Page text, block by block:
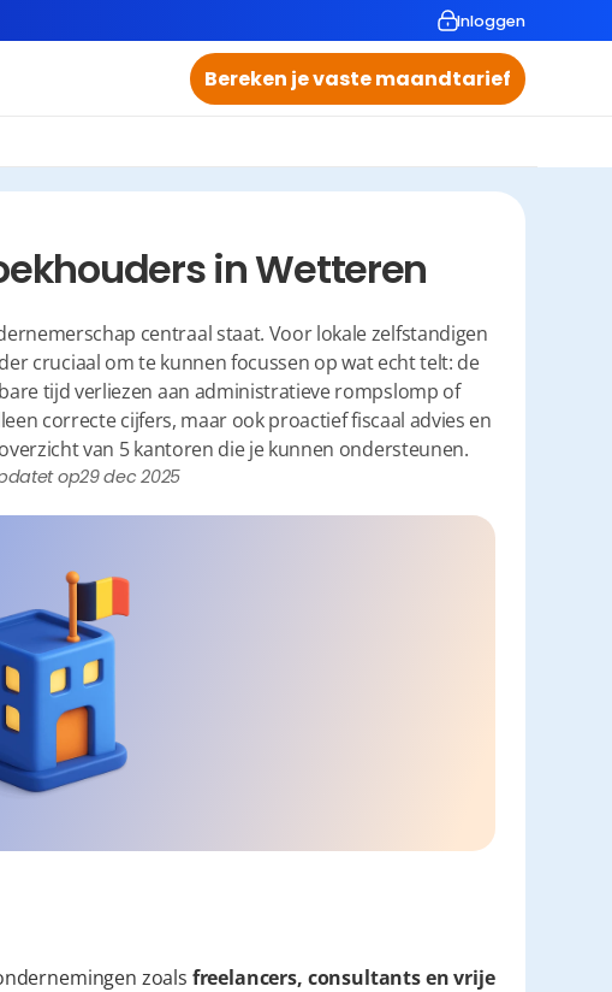
Inloggen
Bereken je vaste maandtarief
in Wetteren
centraal staat. Voor lokale zelfstandigen
cruciaal om te kunnen focussen op wat echt telt: de
tijd verliezen aan administratieve rompslomp of
correcte cijfers, maar ook proactief fiscaal advies en
van 5 kantoren die je kunnen ondersteunen.
op29 dec 2025
zoals freelancers, consultants en vrije